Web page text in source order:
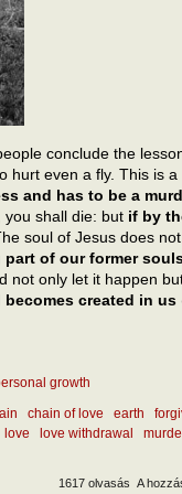
conclude the
hurt even a fly. This is
and has to be a
shall die: but if by
soul of Jesus does
of our former
not only let it happen
created in us
growth
chain of love earth
love love withdrawal
A
1617 olvasás